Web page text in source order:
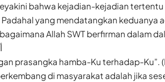
bahwa kejadian-kejadian
yang mendatangkan keduanya
Allah SWT berfirman dalam
prasangka hamba-Ku terhadap-Ku”.
di masyarakat adalah jika